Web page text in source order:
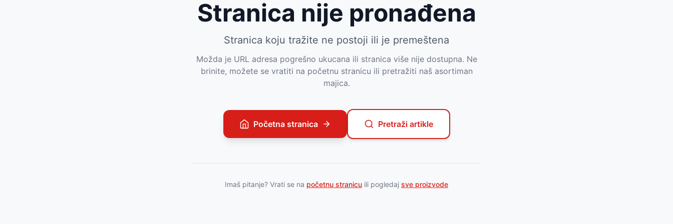
Stranica nije pronađena
Stranica koju tražite ne postoji ili je premeštena
Možda je URL adresa pogrešno ukucana ili stranica više nije dostupna. Ne
brinite, možete se vratiti na početnu stranicu ili pretražiti naš asortiman
majica.
Početna stranica Pretraži artikle
Imaš pitanje? Vrati se na početnu stranicu ili pogledaj sve proizvode